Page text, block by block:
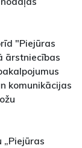
"Piejūras
ārstniecības
komunikācijas